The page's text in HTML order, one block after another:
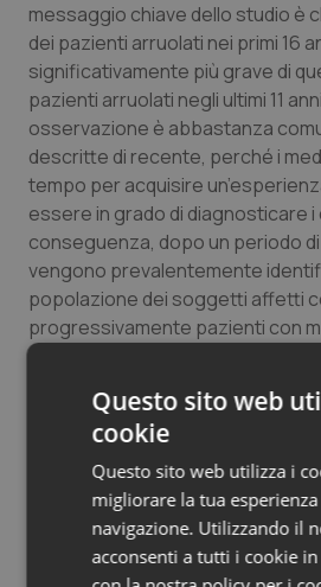
Rene & patologie
Salute orale & impianti
Sangue & coagulazione
Tiroide
Tumore al seno
Tumore ovarico
Tumori del Polmone &
Ulcera & Reflusso
Vaccini
messaggio chiave dello studio è
dei pazienti arruolati nei primi 16
significativamente più grave di
pazienti arruolati negli ultimi 11
osservazione è abbastanza
descritte di recente, perché i
tempo per acquisire
essere in grado di diagnosticare i
conseguenza, dopo un periodo
vengono prevalentemente
popolazione dei soggetti affetti
progressivamente pazienti con
gravi, consentendo una stima più
Fonte:J Am Coll Cardiol 2016
Reuters Staff
(Versione italiana Quotidiano
Questo sito web
cookie
Questo sito web utilizza i
migliorare la tua
navigazione. Utilizzando il
acconsenti a tutti i cookie